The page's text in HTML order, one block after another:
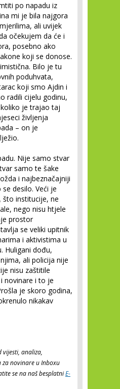
po napadu iz
mi je bila najgora
ali uvijek
očekujem da će i
posebno ako
koji se donose.
Bilo je tu
poduhvata,
koji smo Ajdin i
radili cijelu godinu,
je trajao taj
življenja
– on je
Nije samo stvar
samo te šake
i najbeznačajniji
desilo. Veći je
što institucije, ne
nego nisu htjele
prostor
se veliki upitnik
i aktivistima u
Huligani dođu,
ali policija nije
nisu zaštitile
novinare i to je
je skoro godina,
nikakav
vijesti, analiza,
novinare u Inboxu
se na naš besplatniE-